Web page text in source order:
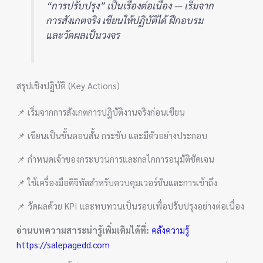
“การปรับปรุง” เป็นเรื่องต่อเนื่อง — เริ่มจาก
การสังเกตจริง เขียนให้ปฏิบัติได้ ฝึกอบรม
และวัดผลเป็นวงจร
สรุปเชิงปฏิบัติ (Key Actions)
📌 เริ่มจากการสังเกตการปฏิบัติงานจริงก่อนเขียน
📌 เขียนเป็นขั้นตอนสั้น กระชับ และมีตัวอย่างประกอบ
📌 กำหนดเจ้าของกระบวนการและกลไกการอนุมัติชัดเจน
📌 ใช้เครื่องมือดิจิทัลสำหรับควบคุมเวอร์ชันและการเข้าถึง
📌 วัดผลด้วย KPI และทบทวนเป็นรอบเพื่อปรับปรุงอย่างต่อเนื่อง
อ่านบทความสาระน่ารู้เพิ่มเติมได้ที่: คลังความรู้
https://salepagedd.com